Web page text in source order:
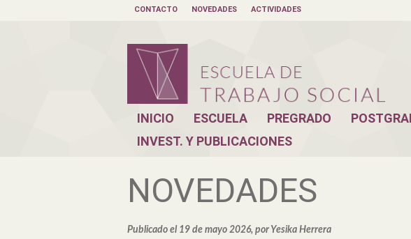
CONTACTO NOVEDADES ACTIVIDADES
INICIO ESCUELA PREGRADO
INVEST. Y PUBLICACIONES
NOVEDADES
Publicado el 19 de mayo 2026, por Yesika Herrera